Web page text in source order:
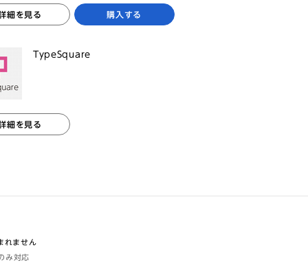
細を見る 購入する
TypeSquare
細を見る
れません
み対応